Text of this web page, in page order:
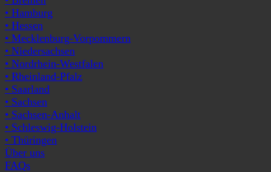
• Hamburg
• Hessen
• Mecklenburg-Vorpommern
• Niedersachsen
• Nordrhein-Westfalen
• Rheinland-Pfalz
• Saarland
• Sachsen
• Sachsen-Anhalt
• Schleswig-Holstein
• Thüringen
Über uns
FAQs